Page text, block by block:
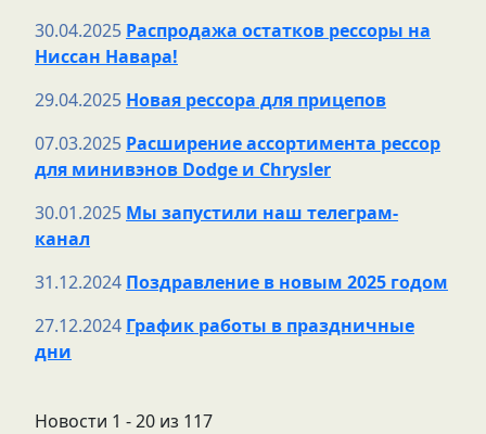
30.04.2025 Распродажа остатков рессоры на
Ниссан Навара!
29.04.2025 Новая рессора для прицепов
07.03.2025 Расширение ассортимента рессор
для минивэнов Dodge и Chrysler
30.01.2025 Мы запустили наш телеграм-
канал
31.12.2024 Поздравление в новым 2025 годом
27.12.2024 График работы в праздничные
дни
Новости 1 - 20 из 117